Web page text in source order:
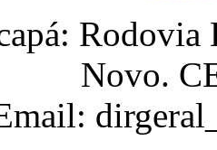
Novo.